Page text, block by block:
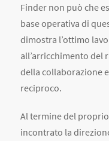
Finder non può che
base operativa di
dimostra l’ottimo
all’arricchimento del
della collaborazione
reciproco.
Al termine del
incontrato la